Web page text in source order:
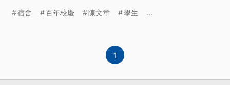
宿舍 百年校慶 陳文章 學生 ...
1